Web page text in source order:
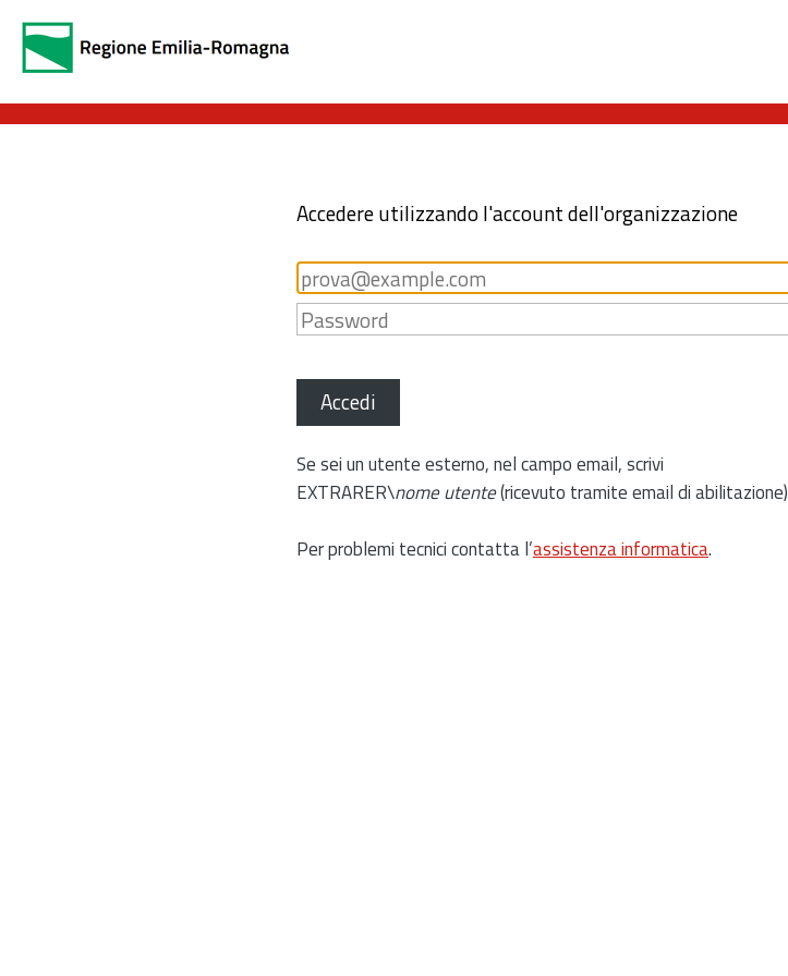
Accedere utilizzando l'account dell'organizzazione
Accedi
Se sei un utente esterno, nel campo email, scrivi
EXTRARER\nome utente(ricevuto tramite email di abilitazione)
Per problemi tecnici contatta l’assistenza informatica.